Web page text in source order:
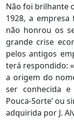
Não foi brilhante
1928, a
não honrou os
grande crise
pelos antigos
terá respondido:
a origem do
ser conhecida
Pouca-Sorte’ ou
adquirida por J.